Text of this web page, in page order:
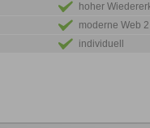
hoher
moderne Web
individuell